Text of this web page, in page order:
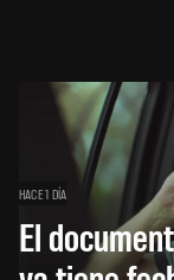
HACE 1 DÍA
El